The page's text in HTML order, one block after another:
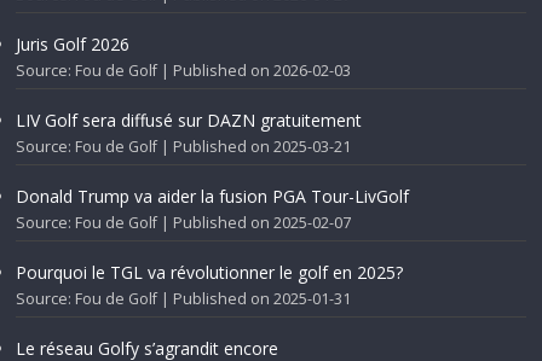
Juris Golf 2026
Source: Fou de Golf Published on 2026-02-03
LIV Golf sera diffusé sur DAZN gratuitement
Source: Fou de Golf Published on 2025-03-21
Donald Trump va aider la fusion PGA Tour-LivGolf
Source: Fou de Golf Published on 2025-02-07
Pourquoi le TGL va révolutionner le golf en 2025?
Source: Fou de Golf Published on 2025-01-31
Le réseau Golfy s’agrandit encore